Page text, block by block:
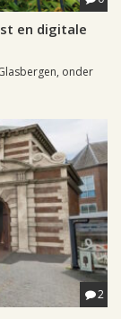
en digitale
onder
2